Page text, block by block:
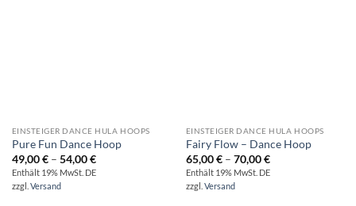
EINSTEIGER DANCE HULA HOOPS
Pure Fun Dance Hoop
49,00€ – 54,00€Preisspanne:
49,00 €
bis
Enthält 19% MwSt. DE
zzgl. Versand
EINSTEIGER DANCE HULA HOOPS
Fairy Flow – Dance Hoop
65,00€ – 70,00€Preisspanne:
65,00 €
bis
Enthält 19% MwSt. DE
zzgl. Versand